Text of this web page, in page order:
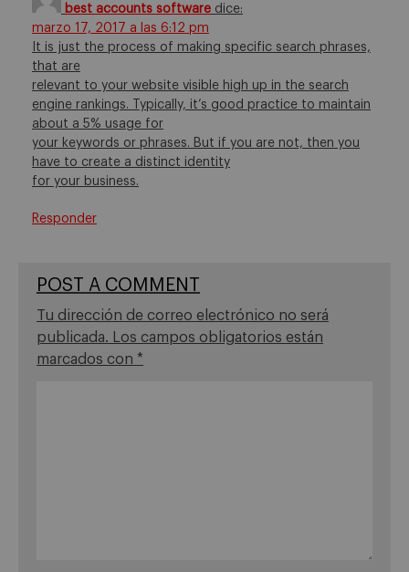
best accounts software dice:
marzo 17, 2017 a las 6:12 pm
It is just the process of making specific search phrases,
that are
relevant to your website visible high up in the search
engine rankings. Typically, it’s good practice to maintain
about a 5% usage for
your keywords or phrases. But if you are not, then you
have to create a distinct identity
for your business.
Responder
POST A COMMENT
Tu dirección de correo electrónico no será
publicada.
Los campos obligatorios están
marcados con *